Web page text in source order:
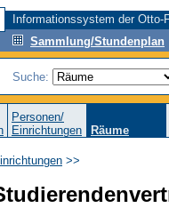
Informationssystem der
Sammlung/Stundenplan
Suche:
Personen/
Einrichtungen
Räume
>>